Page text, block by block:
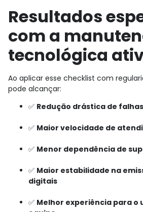
Resultados
com a
tecnológica
Ao aplicar esse checklist com
pode alcançar:
✅ Redução drástica de
✅ Maior velocidade de
✅ Menor dependência de
✅ Maior estabilidade na
digitais
✅ Melhor experiência para o